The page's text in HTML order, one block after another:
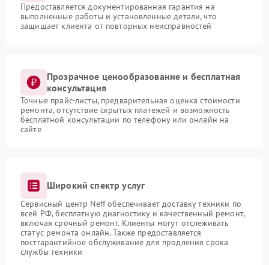
Предоставляется документированная гарантия на
выполненные работы и установленные детали, что
защищает клиента от повторных неисправностей
Прозрачное ценообразование и бесплатная
консультация
Точные прайс-листы, предварительная оценка стоимости
ремонта, отсутствие скрытых платежей и возможность
бесплатной консультации по телефону или онлайн на
сайте
Широкий спектр услуг
Сервисный центр Neff обеспечивает доставку техники по
всей РФ, бесплатную диагностику и качественный ремонт,
включая срочный ремонт. Клиенты могут отслеживать
статус ремонта онлайн. Также предоставляется
постгарантийное обслуживание для продления срока
службы техники